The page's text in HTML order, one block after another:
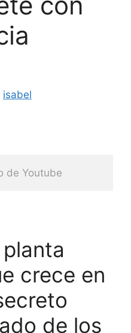
isabel
de Youtube
crece en
de los